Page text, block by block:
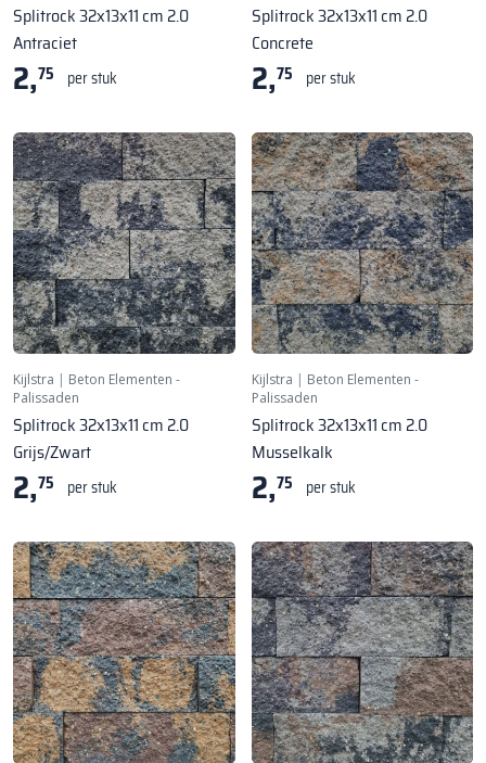
Splitrock 32x13x11 cm 2.0
Antraciet
2,75 per stuk
Splitrock 32x13x11 cm 2.0
Concrete
2,75 per stuk
Kijlstra | Beton Elementen -
Palissaden
Splitrock 32x13x11 cm 2.0
Grijs/Zwart
2,75 per stuk
Kijlstra | Beton Elementen -
Palissaden
Splitrock 32x13x11 cm 2.0
Musselkalk
2,75 per stuk